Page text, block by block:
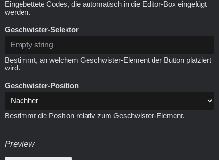
Eingebettete Codes, die automatisch in die Editor-Box eingefügt
werden.
Geschwister-Selektor
Bestimmt, an welchem Geschwister-Element der Button platziert
wird.
Geschwister-Position
Bestimmt die Position relativ zum Geschwister-Element.
Preview